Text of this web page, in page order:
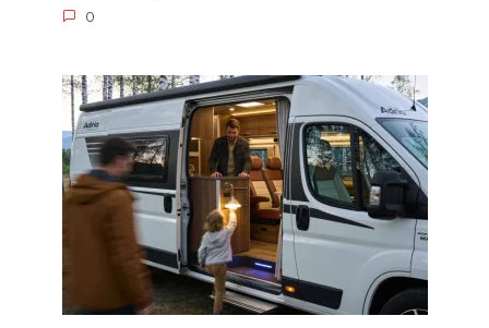
0